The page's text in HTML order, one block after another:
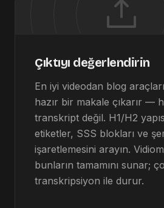
Çıktıyı değerlendirin
En iyi videodan blog
hazır bir makale çıkarır —
transkript değil. H1/H2
etiketler, SSS blokları ve
işaretlemesini arayın.
bunların tamamını sunar;
transkripsiyon ile durur.